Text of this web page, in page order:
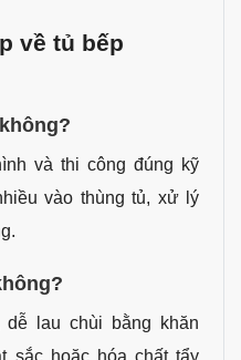
về tủ bếp
và thi công đúng kỹ
vào thùng tủ, xử lý
dễ lau chùi bằng khăn